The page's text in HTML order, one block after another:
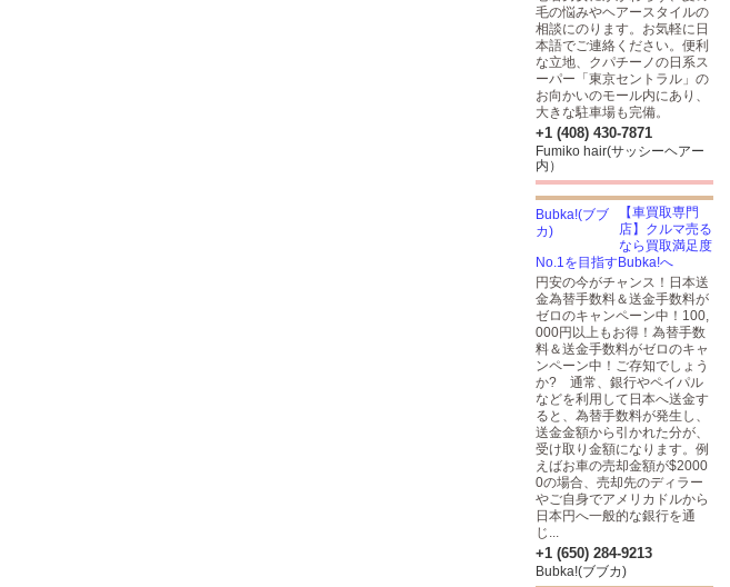
毛の悩みやヘアースタイルの
相談にのります。お気軽に日
本語でご連絡ください。便利
な立地、クパチーノの日系ス
ーパー「東京セントラル」の
お向かいのモール内にあり、
大きな駐車場も完備。
+1 (408) 430-7871
Fumiko hair(サッシーヘアー
内）
【車買取専門
店】クルマ売る
なら買取満足度
No.1を目指すBubka!へ
円安の今がチャンス！日本送
金為替手数料＆送金手数料が
ゼロのキャンペーン中！100,
000円以上もお得！為替手数
料＆送金手数料がゼロのキャ
ンペーン中！ご存知でしょう
か? 通常、銀行やペイパル
などを利用して日本へ送金す
ると、為替手数料が発生し、
送金金額から引かれた分が、
受け取り金額になります。例
えばお車の売却金額が$2000
0の場合、売却先のディラー
やご自身でアメリカドルから
日本円へ一般的な銀行を通
じ...
+1 (650) 284-9213
Bubka!(ブブカ)